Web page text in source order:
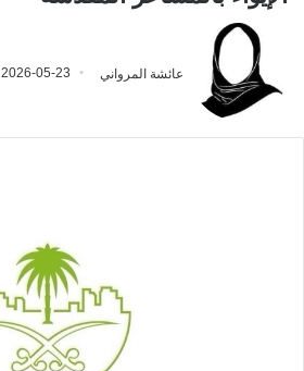
عائشة المرواني 2026-05-23